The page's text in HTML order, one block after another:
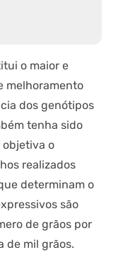
o maior e
melhoramento
dos genótipos
tenha sido
objetiva o
realizados
determinam o
são
de grãos por
de mil grãos.